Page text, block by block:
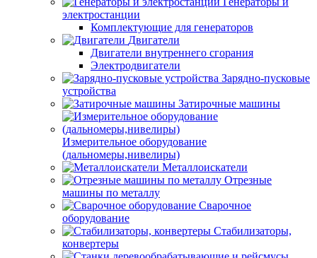
электростанции
Комплектующие для генераторов
Двигатели
Двигатели внутреннего сгорания
Электродвигатели
Зарядно-пусковые
устройства
Затирочные машины
Измерительное оборудование
(дальномеры,нивелиры)
Металлоискатели
Отрезные
машины по металлу
Сварочное
оборудование
Стабилизаторы,
конвертеры